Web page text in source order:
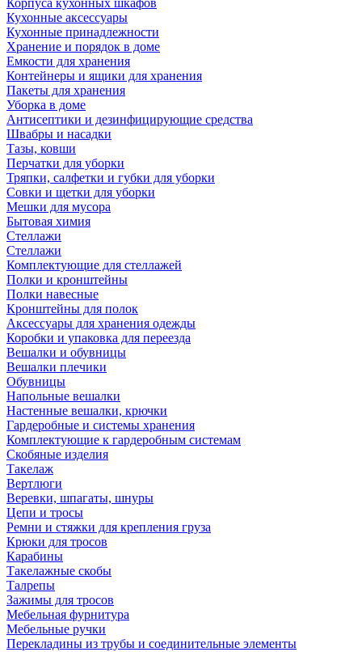
Корпуса кухонных шкафов
Кухонные аксессуары
Кухонные принадлежности
Хранение и порядок в доме
Емкости для хранения
Контейнеры и ящики для хранения
Пакеты для хранения
Уборка в доме
Антисептики и дезинфицирующие средства
Швабры и насадки
Тазы, ковши
Перчатки для уборки
Тряпки, салфетки и губки для уборки
Совки и щетки для уборки
Мешки для мусора
Бытовая химия
Стеллажи
Стеллажи
Комплектующие для стеллажей
Полки и кронштейны
Полки навесные
Кронштейны для полок
Аксессуары для хранения одежды
Коробки и упаковка для переезда
Вешалки и обувницы
Вешалки плечики
Обувницы
Напольные вешалки
Настенные вешалки, крючки
Гардеробные и системы хранения
Комплектующие к гардеробным системам
Скобяные изделия
Такелаж
Вертлюги
Веревки, шпагаты, шнуры
Цепи и тросы
Ремни и стяжки для крепления груза
Крюки для тросов
Карабины
Такелажные скобы
Талрепы
Зажимы для тросов
Мебельная фурнитура
Мебельные ручки
Перекладины из трубы и соединительные элементы